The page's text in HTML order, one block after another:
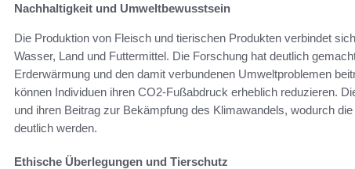
Nachhaltigkeit und Umweltbewusstsein
Die Produktion von Fleisch und tierischen Produkten verbindet
Wasser, Land und Futtermittel. Die Forschung hat deutlich
Erderwärmung und den damit verbundenen Umweltproblemen
können Individuen ihren CO2-Fußabdruck erheblich reduzieren.
und ihren Beitrag zur Bekämpfung des Klimawandels, wodurch
deutlich werden.
Ethische Überlegungen und Tierschutz